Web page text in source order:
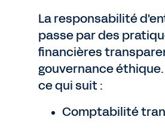
La responsabilité
passe par des
financières
gouvernance
ce qui suit :
Comptabilité